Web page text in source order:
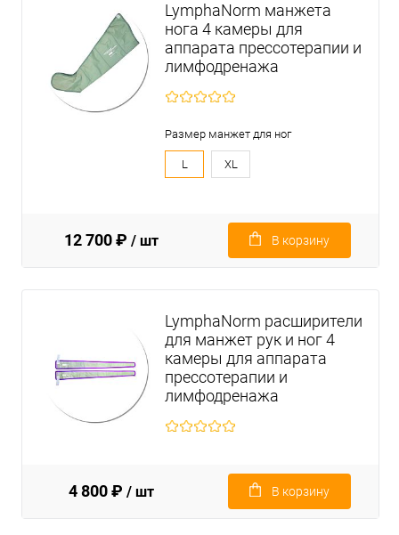
LymphaNorm манжета
нога 4 камеры для
аппарата прессотерапии и
лимфодренажа
Размер манжет для ног
L XL
12 700 ₽ / шт В корзину
LymphaNorm расширители
для манжет рук и ног 4
камеры для аппарата
прессотерапии и
лимфодренажа
4 800 ₽ / шт В корзину